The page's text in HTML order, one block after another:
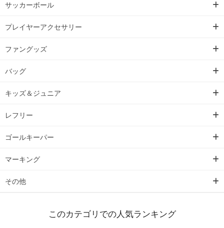
サッカーボール
プレイヤーアクセサリー
ファングッズ
バッグ
キッズ＆ジュニア
レフリー
ゴールキーパー
マーキング
その他